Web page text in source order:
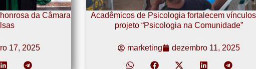
da Câmara
17, 2025
Acadêmicos de Psicologia fortalecem
projeto “Psicologia na Comunidade”
marketing dezembro 11, 2025